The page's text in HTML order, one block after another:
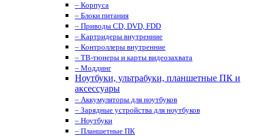
– Корпуса
– Блоки питания
– Приводы CD, DVD, FDD
– Картридеры внутренние
– Контроллеры внутренние
– ТВ-тюнеры и карты видеозахвата
– Моддинг
Ноутбуки, ультрабуки, планшетные ПК и
аксессуары
– Аккумуляторы для ноутбуков
– Зарядные устройства для ноутбуков
– Ноутбуки
– Планшетные ПК